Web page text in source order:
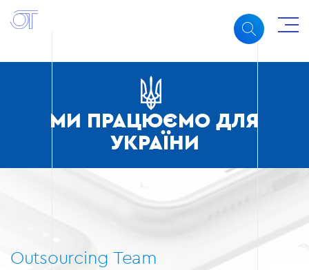
МИ ПРАЦЮЄМО ДЛЯ
УКРАЇНИ
Outsourcing Team